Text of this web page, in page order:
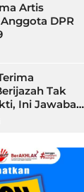
Artis
DPR
Tak
Ini Jawaban